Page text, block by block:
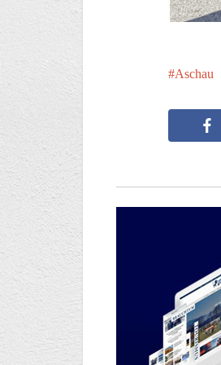
Aschau